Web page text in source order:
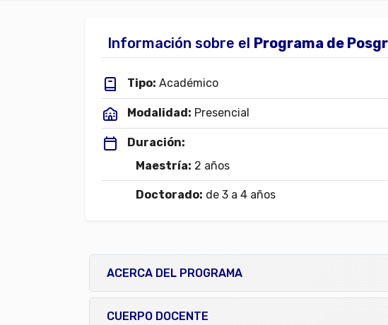
Información sobre el Programa de
Tipo: Académico
Modalidad: Presencial
Duración:
Maestría: 2 años
Doctorado: de 3 a 4 años
ACERCA DEL PROGRAMA
CUERPO DOCENTE